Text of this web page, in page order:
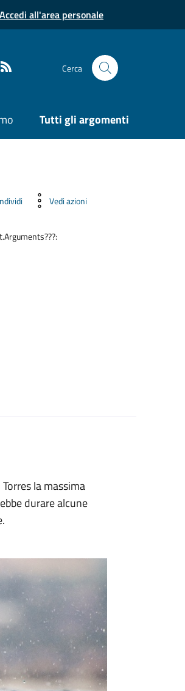
Accedi all'area personale
Cerca
Tutti gli argomenti
Vedi azioni
la massima
durare alcune